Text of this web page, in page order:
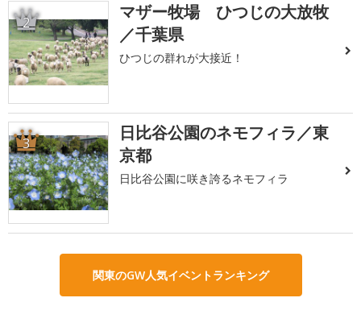
2
マザー牧場 ひつじの大放牧
／千葉県
ひつじの群れが大接近！
3
日比谷公園のネモフィラ／東
京都
日比谷公園に咲き誇るネモフィラ
関東のGW人気イベントランキング